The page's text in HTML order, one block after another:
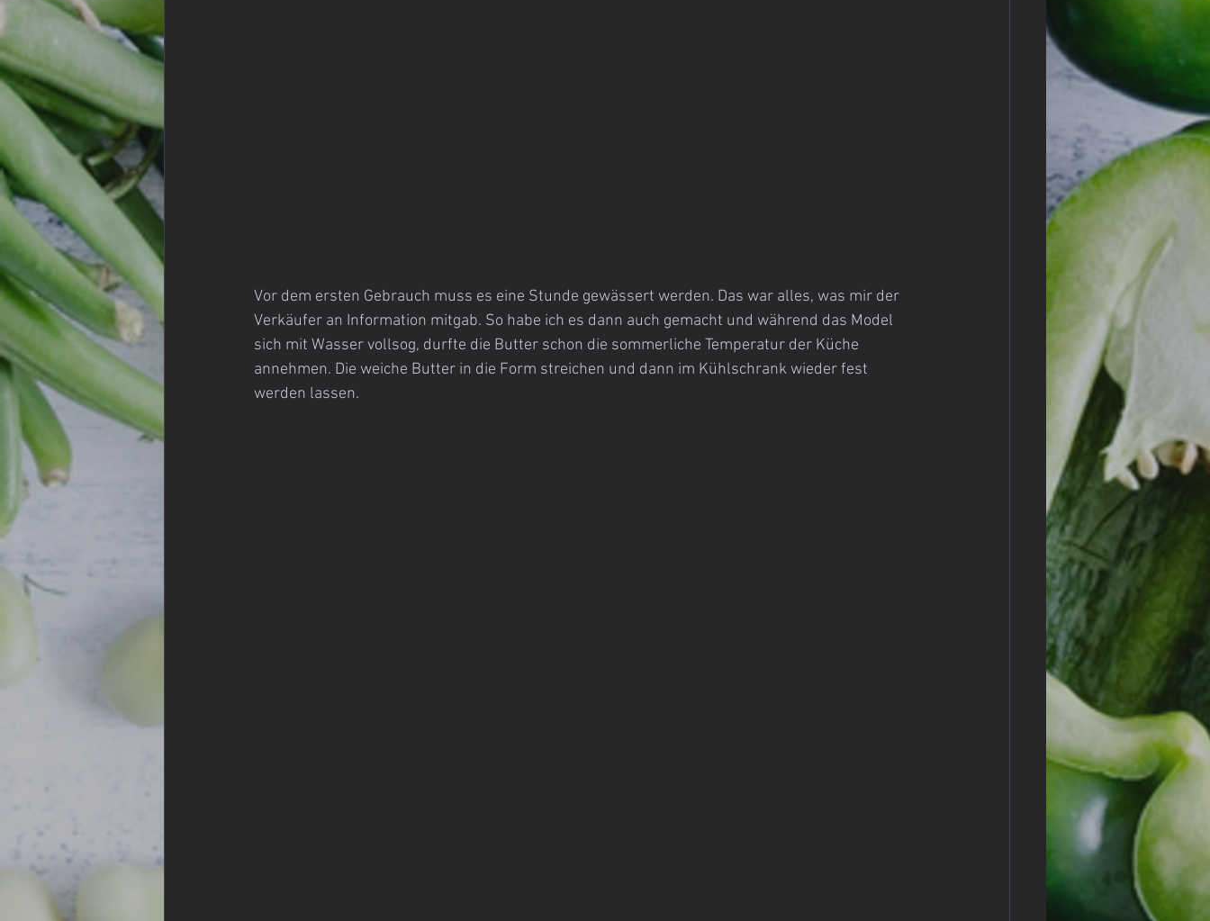
Vor dem ersten Gebrauch muss es eine Stunde gewässert werden. Das war alles, was mir der
Verkäufer an Information mitgab. So habe ich es dann auch gemacht und während das Model
sich mit Wasser vollsog, durfte die Butter schon die sommerliche Temperatur der Küche
annehmen. Die weiche Butter in die Form streichen und dann im Kühlschrank wieder fest
werden lassen.